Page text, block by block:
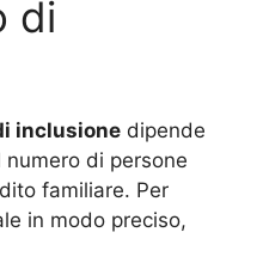
di
inclusione dipende
di persone
familiare. Per
in modo preciso,